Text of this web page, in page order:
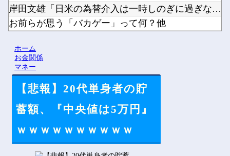
岸田文雄「日米の為替介入は一時しのぎに過ぎない。私なら円を強...
お前らが思う「バカゲー」って何？他
ホーム
お金関係
マネー
【悲報】20代単身者の貯
蓄額、『中央値は5万円』
ｗｗｗｗｗｗｗｗｗｗ